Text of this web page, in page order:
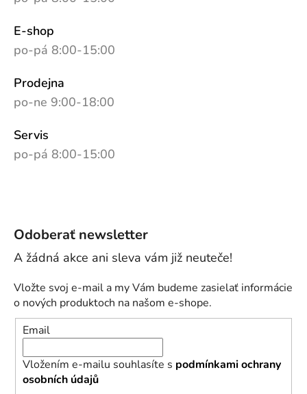
E-shop
po-pá 8:00-15:00
Prodejna
po-ne 9:00-18:00
Servis
po-pá 8:00-15:00
Odoberať newsletter
Vložte svoj e-mail a my Vám budeme zasielať informácie
o nových produktoch na našom e-shope.
Email
Vložením e-mailu souhlasíte s podmínkami ochrany
osobních údajů